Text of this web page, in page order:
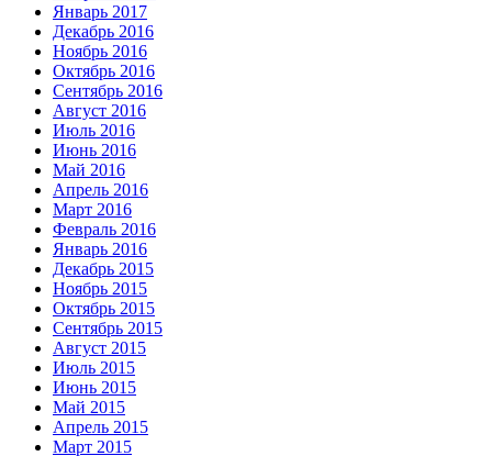
Январь 2017
Декабрь 2016
Ноябрь 2016
Октябрь 2016
Сентябрь 2016
Август 2016
Июль 2016
Июнь 2016
Май 2016
Апрель 2016
Март 2016
Февраль 2016
Январь 2016
Декабрь 2015
Ноябрь 2015
Октябрь 2015
Сентябрь 2015
Август 2015
Июль 2015
Июнь 2015
Май 2015
Апрель 2015
Март 2015